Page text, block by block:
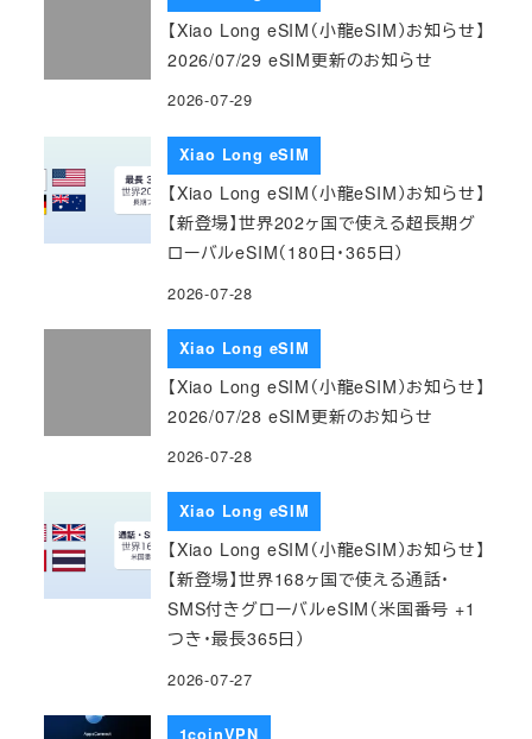
【Xiao Long eSIM（小龍eSIM）お知らせ】
2026/07/29 eSIM更新のお知らせ
2026-07-29
Xiao Long eSIM
【Xiao Long eSIM（小龍eSIM）お知らせ】
【新登場】世界202ヶ国で使える超長期グ
ローバルeSIM（180日・365日）
2026-07-28
Xiao Long eSIM
【Xiao Long eSIM（小龍eSIM）お知らせ】
2026/07/28 eSIM更新のお知らせ
2026-07-28
Xiao Long eSIM
【Xiao Long eSIM（小龍eSIM）お知らせ】
【新登場】世界168ヶ国で使える通話・
SMS付きグローバルeSIM（米国番号 +1
つき・最長365日）
2026-07-27
1coinVPN